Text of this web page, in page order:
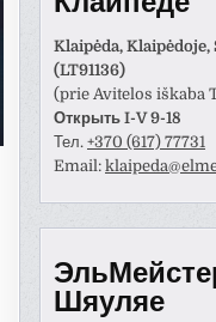
Klaipėda, Klaipėdoje,
(LT91136)
(prie Avitelos iškaba
Открыть I-V 9-18
Тел. +370 (617) 77731
Email:
Шяуляе